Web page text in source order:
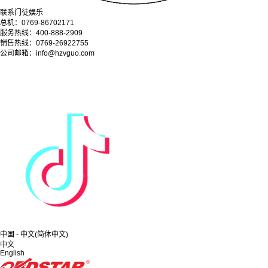
联系门徒娱乐
总机：0769-86702171
服务热线：400-888-2909
销售热线：0769-26922755
公司邮箱：info@hzvguo.com
中国 - 中文(简体中文)
中文
English